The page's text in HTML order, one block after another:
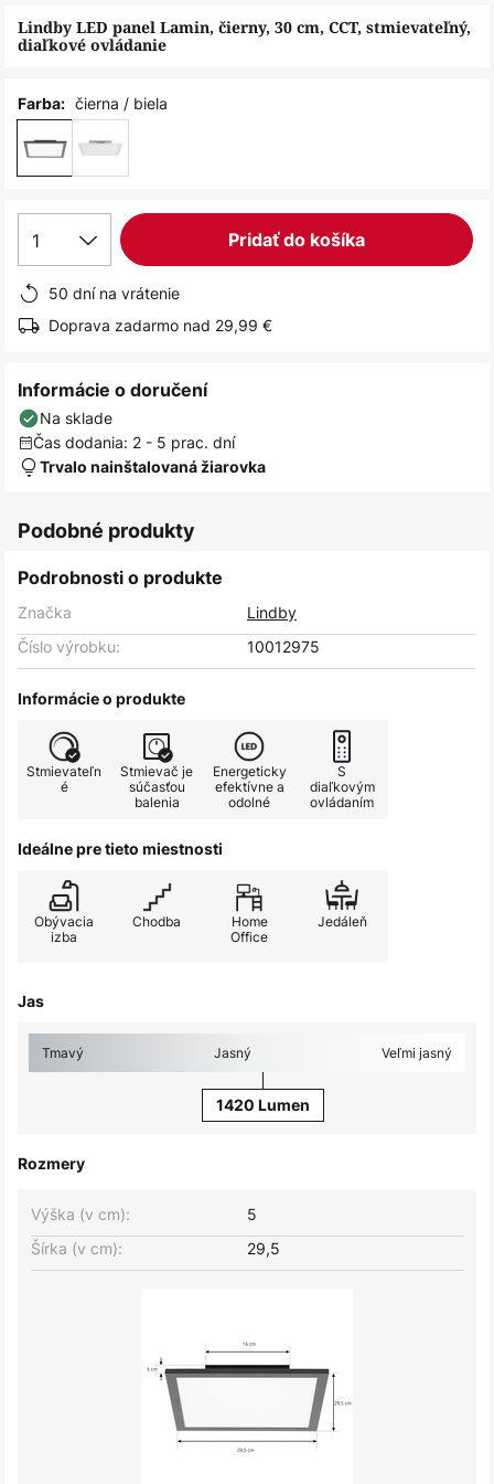
Lindby LED panel Lamin, čierny, 30 cm, CCT, stmievateľný,
diaľkové ovládanie
Farba: čierna / biela
1 Pridať do košíka
50 dní na vrátenie
Doprava zadarmo nad 29,99 €
Informácie o doručení
Na sklade
Čas dodania: 2 - 5 prac. dní
Trvalo nainštalovaná žiarovka
Podobné produkty
Podrobnosti o produkte
Značka
Lindby
Číslo výrobku:
10012975
Informácie o produkte
Stmievateľn
é
Stmievač je
súčasťou
balenia
Energeticky
efektívne a
odolné
S
diaľkovým
ovládaním
Ideálne pre tieto miestnosti
Obývacia
izba
Chodba
Home
Office
Jedáleň
Jas
Tmavý Jasný Veľmi jasný
1420 Lumen
Rozmery
Šírka (v cm): 29,5
Výška (v cm): 5